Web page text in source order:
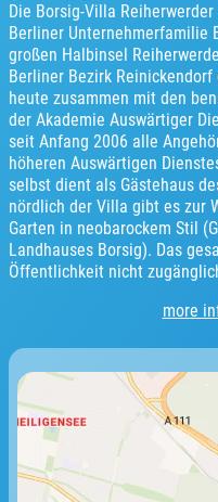
Die Borsig-Villa
Berliner Unternehmerfamilie
großen Halbinsel
Berliner Bezirk
heute zusammen mit den
der Akademie Auswärtiger
seit Anfang 2006 alle
höheren Auswärtigen
selbst dient als Gästehaus
nördlich der Villa gibt es zur
Garten in neobarockem Stil
Landhauses Borsig). Das
Öffentlichkeit nicht
more